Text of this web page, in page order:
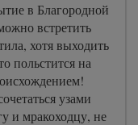
в Благородной
встретить
хотя выходить
польстится на
узами
и мракоходцу, не